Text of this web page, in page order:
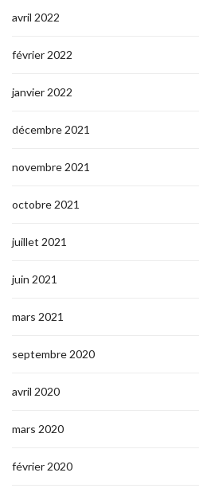
avril 2022
février 2022
janvier 2022
décembre 2021
novembre 2021
octobre 2021
juillet 2021
juin 2021
mars 2021
septembre 2020
avril 2020
mars 2020
février 2020